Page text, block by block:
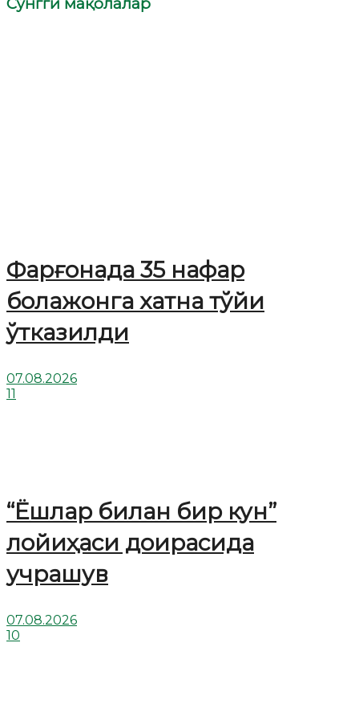
Сўнгги мақолалар
Фарғонада 35 нафар
болажонга хатна тўйи
ўтказилди
07.08.2026
11
“Ёшлар билан бир кун”
лойиҳаси доирасида
учрашув
07.08.2026
10